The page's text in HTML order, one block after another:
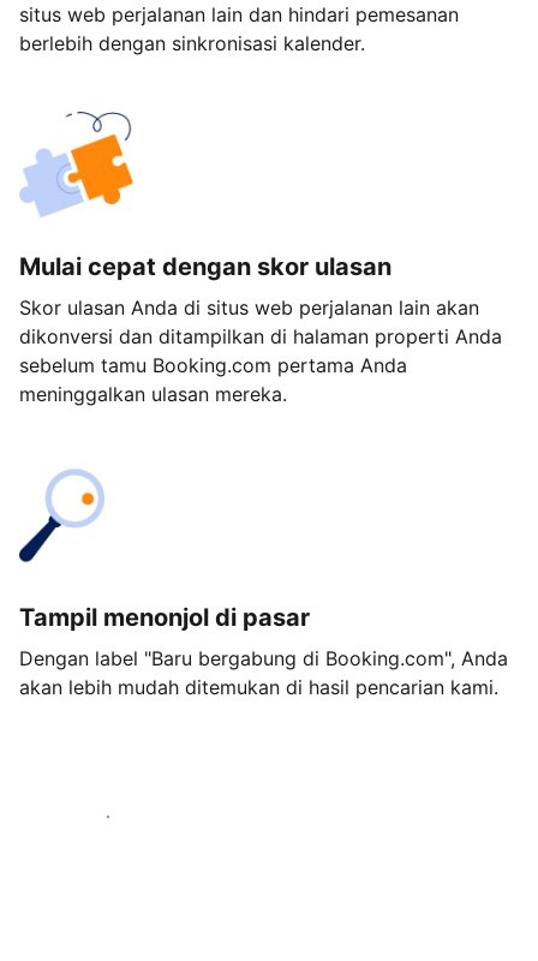
situs web perjalanan lain dan hindari pemesanan
berlebih dengan sinkronisasi kalender.
Mulai cepat dengan skor ulasan
Skor ulasan Anda di situs web perjalanan lain akan
dikonversi dan ditampilkan di halaman properti Anda
sebelum tamu Booking.com pertama Anda
meninggalkan ulasan mereka.
Tampil menonjol di pasar
Dengan label "Baru bergabung di Booking.com", Anda
akan lebih mudah ditemukan di hasil pencarian kami.
Mulai sekarang